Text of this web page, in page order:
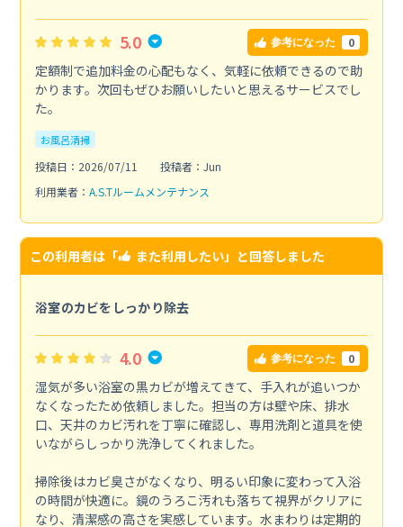
5.0 参考になった 0
定額制で追加料金の心配もなく、気軽に依頼できるので助
かります。次回もぜひお願いしたいと思えるサービスでし
た。
お風呂清掃
投稿日：2026/07/11
投稿者：Jun
利用業者： A.S.Tルームメンテナンス
この利用者は「 また利用したい」と回答しました
浴室のカビをしっかり除去
4.0 参考になった 0
湿気が多い浴室の黒カビが増えてきて、手入れが追いつか
なくなったため依頼しました。担当の方は壁や床、排水
口、天井のカビ汚れを丁寧に確認し、専用洗剤と道具を使
いながらしっかり洗浄してくれました。
掃除後はカビ臭さがなくなり、明るい印象に変わって入浴
の時間が快適に。鏡のうろこ汚れも落ちて視界がクリアに
なり、清潔感の高さを実感しています。水まわりは定期的